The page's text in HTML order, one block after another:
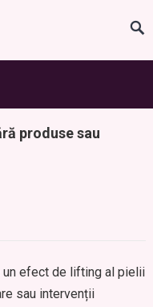
produse sau
efect de lifting al pielii
sau intervenții